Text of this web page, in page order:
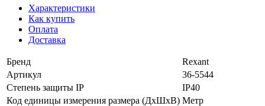
Характеристики
Как купить
Оплата
Доставка
Бренд
Rexant
Артикул
36-5544
Степень защиты IP
IP40
Код единицы измерения размера (ДхШхВ) Метр